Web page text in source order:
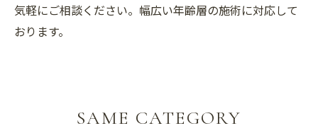
気軽にご相談ください。幅広い年齢層の施術に対応して
おります。
SAME CATEGORY